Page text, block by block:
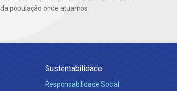
da população onde atuamos.
Sustentabilidade
Responsabilidade Social